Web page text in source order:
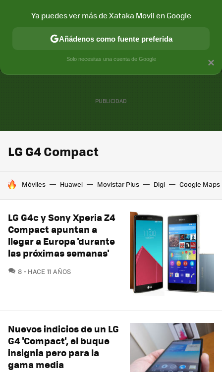
MÓVIL Y SOCIEDAD APLICACIONES
LG G4 Compact
HOY SE HABLA DE
Móviles Huawei Movistar Plus Digi Google Maps
LG G4c y Sony Xperia Z4
Compact apuntan a
llegar a Europa 'durante
las próximas semanas'
8 COMENTARIOS
HACE 11 AÑOS
Nuevos indicios de un LG
G4 'Compact', el buque
insignia pero para la
gama media
×
Ya puedes ver más de Xataka Movil en Google
Añádenos como fuente preferida
Solo necesitas una cuenta de Google